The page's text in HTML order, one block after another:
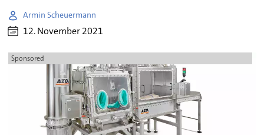
Armin Scheuermann
12. November 2021
Sponsored